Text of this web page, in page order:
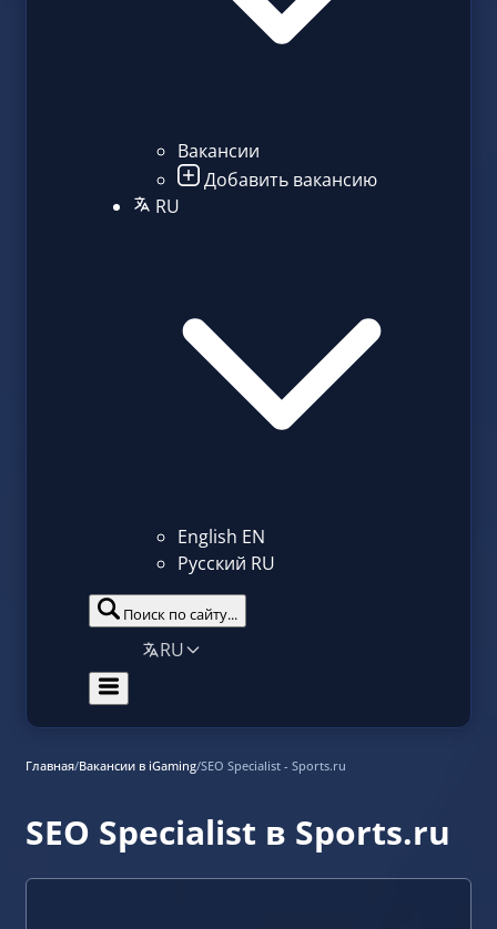
Вакансии
Добавить вакансию
RU
English EN
Русский RU
Поиск по сайту...
RU
Главная/Вакансии в iGaming/SEO Specialist - Sports.ru
SEO Specialist в Sports.ru